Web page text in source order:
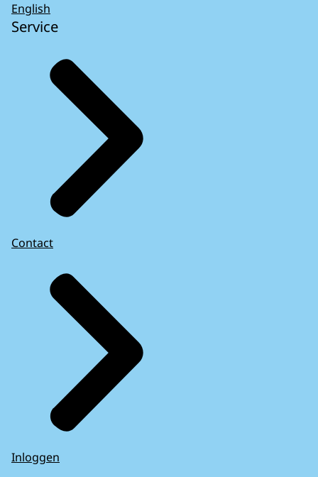
English
Service
Contact
Inloggen